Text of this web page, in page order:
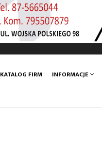
KATALOG FIRM INFORMACJE